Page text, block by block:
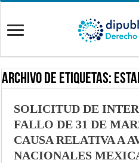
Archivo de Etiquetas:
SOLICITUD DE
FALLO DE 31 DE
CAUSA RELATIVA A
NACIONALES